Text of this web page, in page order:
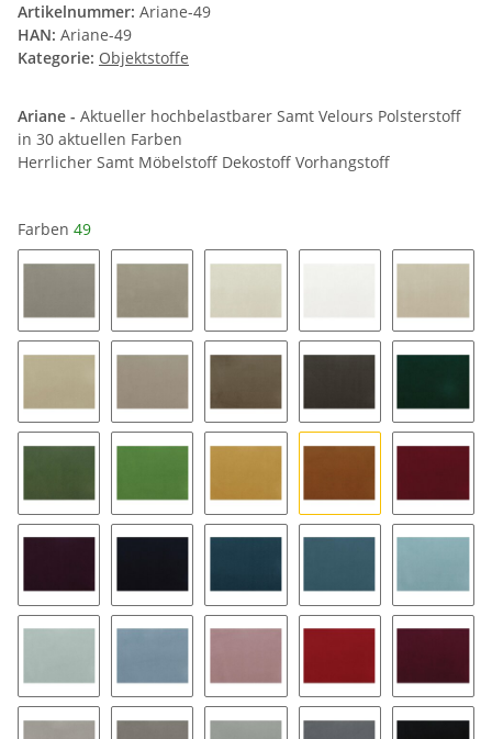
Artikelnummer: Ariane-49
HAN: Ariane-49
Kategorie: Objektstoffe
Ariane - Aktueller hochbelastbarer Samt Velours Polsterstoff
in 30 aktuellen Farben
Herrlicher Samt Möbelstoff Dekostoff Vorhangstoff
Farben 49
64 34 04 01 14
24 44 54 84 48
38 28 35 49 53
79 47 37 57 58
08 17 03 23 63